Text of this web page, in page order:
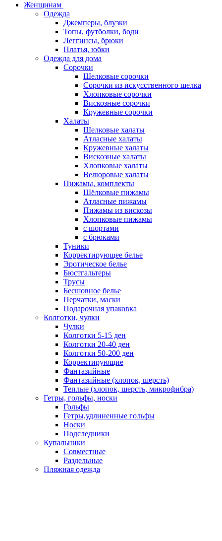
Женщинам
Одежда
Джемперы, блузки
Топы, футболки, боди
Леггинсы, брюки
Платья, юбки
Одежда для дома
Сорочки
Шелковые сорочки
Сорочки из искусственного шелка
Хлопковые сорочки
Вискозные сорочки
Кружевные сорочки
Халаты
Шелковые халаты
Атласные халаты
Кружевные халаты
Вискозные халаты
Хлопковые халаты
Велюровые халаты
Пижамы, комплекты
Шёлковые пижамы
Атласные пижамы
Пижамы из вискозы
Хлопковые пижамы
с шортами
с брюками
Туники
Корректирующее белье
Эротическое белье
Бюстгальтеры
Трусы
Бесшовное белье
Перчатки, маски
Подарочная упаковка
Колготки, чулки
Чулки
Колготки 5-15 ден
Колготки 20-40 ден
Колготки 50-200 ден
Корректирующие
Фантазийные
Фантазийные (хлопок, шерсть)
Теплые (хлопок, шерсть, микрофибра)
Гетры, гольфы, носки
Гольфы
Гетры,удлиненные гольфы
Носки
Подследники
Купальники
Совместные
Раздельные
Пляжная одежда